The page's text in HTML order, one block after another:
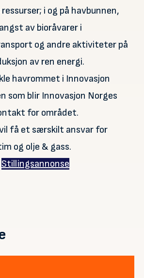
i og på havbunnen,
av bioråvarer i
og andre aktiviteter på
av ren energi.
havrommet i Innovasjon
som blir Innovasjon Norges
for området.
få et særskilt ansvar for
og olje & gass.
Stillingsannonse